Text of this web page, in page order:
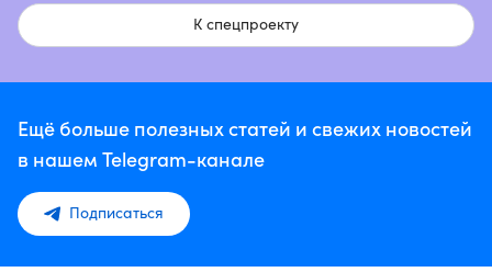
К спецпроекту
Ещё больше полезных статей и свежих новостей
в нашем Telegram-канале
Подписаться